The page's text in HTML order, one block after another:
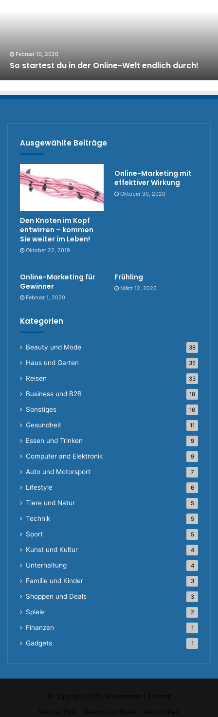
Februar 10, 2020
So startest du in der Online-Welt endlich durch!
Ausgewählte Beiträge
Den Knoten im Kopf
entwirren – kommen
Sie weiter im Leben!
Oktober 22, 2019
Online-Marketing mit
effektiver Wirkung
Oktober 30, 2020
Online-Marketing für
Gewinner
Februar 1, 2020
Frühling
März 12, 2022
Kategorien
Beauty und Mode 38
Haus und Garten 35
Reisen 33
Business und B2B 18
Sonstiges 16
Gesundheit 11
Essen und Trinken 9
Computer and Elektronik 9
Auto und Motorsport 7
Lifestyle 6
Tiere und Natur 5
Technik 5
Sport 5
Kunst und Kultur 4
Unterhaltung 4
Familie und Kinder 3
Shoppen und Deals 3
Spiele 2
Finanzen 1
Gadgets 1
© Copyright 2026, Wreesmann |
Sitemap
Meister Pink
Beauty und Mode Gesundheit